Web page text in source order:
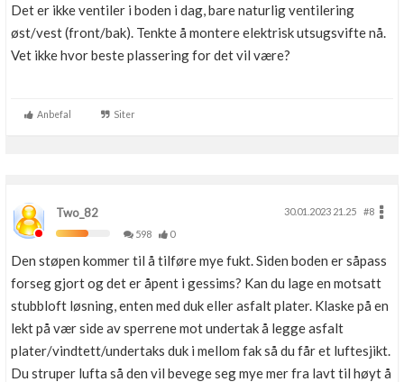
Det er ikke ventiler i boden i dag, bare naturlig ventilering
øst/vest (front/bak). Tenkte å montere elektrisk utsugsvifte nå.
Vet ikke hvor beste plassering for det vil være?
Anbefal Siter
Two_82 30.01.2023 21.25
#8
598
0
Den støpen kommer til å tilføre mye fukt. Siden boden er såpass
forseg gjort og det er åpent i gessims? Kan du lage en motsatt
stubbloft løsning, enten med duk eller asfalt plater. Klaske på en
lekt på vær side av sperrene mot undertak å legge asfalt
plater/vindtett/undertaks duk i mellom fak så du får et luftesjikt.
Du struper lufta så den vil bevege seg mye mer fra lavt til høyt å